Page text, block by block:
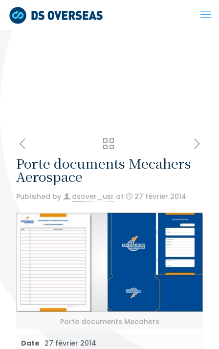
Porte documents Mecahers
Aerospace
Published by dsover_usr at 27 février 2014
Porte documents Mecahers
Date 27 février 2014